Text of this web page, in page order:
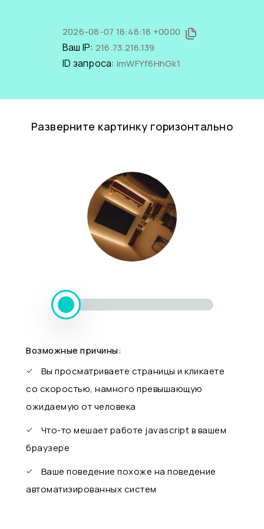
2026-08-07 18:48:18 +0000
Ваш IP: 216.73.216.139
ID запроса: ImWFYf6HhGk1
Разверните картинку горизонтально
Возможные причины:
Вы просматриваете страницы и кликаете
со скоростью, намного превышающую
ожидаемую от человека
Что-то мешает работе javascript в вашем
браузере
Ваше поведение похоже на поведение
автоматизированных систем